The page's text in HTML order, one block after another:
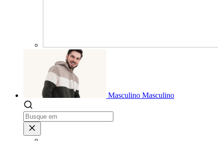
Masculino Masculino